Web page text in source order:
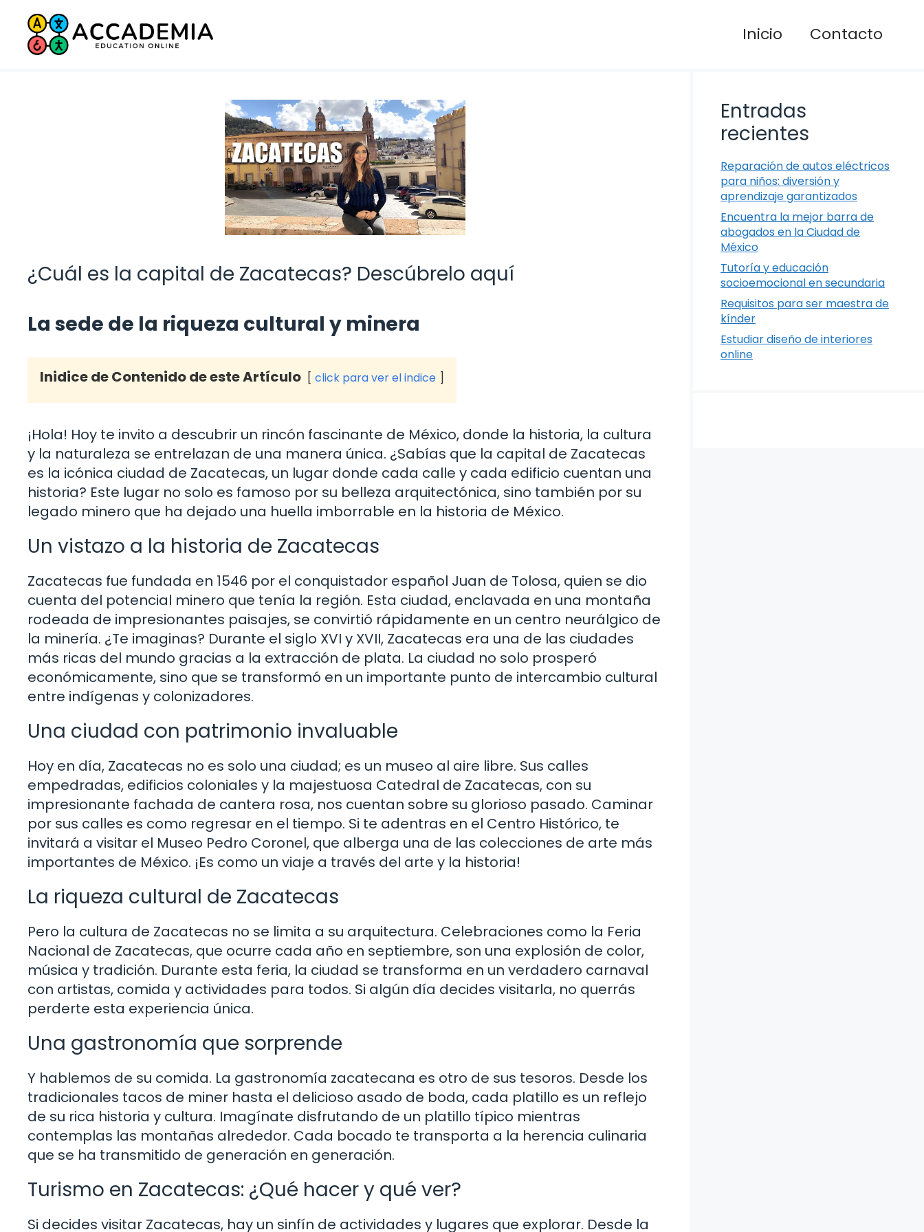
Saltar
contenido
Inicio Contacto
¿Cuál es la capital de Zacatecas? Descúbrelo aquí
La sede de la riqueza cultural y minera
Inidice de Contenido de este Artículo click para ver el indice
¡Hola! Hoy te invito a descubrir un rincón fascinante de México, donde la historia, la cultura
y la naturaleza se entrelazan de una manera única. ¿Sabías que la capital de Zacatecas
es la icónica ciudad de Zacatecas, un lugar donde cada calle y cada edificio cuentan una
historia? Este lugar no solo es famoso por su belleza arquitectónica, sino también por su
legado minero que ha dejado una huella imborrable en la historia de México.
Un vistazo a la historia de Zacatecas
Zacatecas fue fundada en 1546 por el conquistador español Juan de Tolosa, quien se dio
cuenta del potencial minero que tenía la región. Esta ciudad, enclavada en una montaña
rodeada de impresionantes paisajes, se convirtió rápidamente en un centro neurálgico de
la minería. ¿Te imaginas? Durante el siglo XVI y XVII, Zacatecas era una de las ciudades
más ricas del mundo gracias a la extracción de plata. La ciudad no solo prosperó
económicamente, sino que se transformó en un importante punto de intercambio cultural
entre indígenas y colonizadores.
Una ciudad con patrimonio invaluable
Hoy en día, Zacatecas no es solo una ciudad; es un museo al aire libre. Sus calles
empedradas, edificios coloniales y la majestuosa Catedral de Zacatecas, con su
impresionante fachada de cantera rosa, nos cuentan sobre su glorioso pasado. Caminar
por sus calles es como regresar en el tiempo. Si te adentras en el Centro Histórico, te
invitará a visitar el Museo Pedro Coronel, que alberga una de las colecciones de arte más
importantes de México. ¡Es como un viaje a través del arte y la historia!
La riqueza cultural de Zacatecas
Pero la cultura de Zacatecas no se limita a su arquitectura. Celebraciones como la Feria
Nacional de Zacatecas, que ocurre cada año en septiembre, son una explosión de color,
música y tradición. Durante esta feria, la ciudad se transforma en un verdadero carnaval
con artistas, comida y actividades para todos. Si algún día decides visitarla, no querrás
perderte esta experiencia única.
Una gastronomía que sorprende
Y hablemos de su comida. La gastronomía zacatecana es otro de sus tesoros. Desde los
tradicionales tacos de miner hasta el delicioso asado de boda, cada platillo es un reflejo
de su rica historia y cultura. Imagínate disfrutando de un platillo típico mientras
contemplas las montañas alrededor. Cada bocado te transporta a la herencia culinaria
que se ha transmitido de generación en generación.
Turismo en Zacatecas: ¿Qué hacer y qué ver?
Si decides visitar Zacatecas, hay un sinfín de actividades y lugares que explorar. Desde la
Entradas
recientes
Reparación de autos eléctricos
para niños: diversión y
aprendizaje garantizados
Encuentra la mejor barra de
abogados en la Ciudad de
México
Tutoría y educación
socioemocional en secundaria
Requisitos para ser maestra de
kínder
Estudiar diseño de interiores
online